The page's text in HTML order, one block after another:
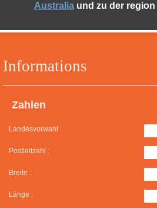
Informations
Zahlen
Landesvorwahl :
Postleitzahl :
Breite :
Länge :
Australiaund zu der region